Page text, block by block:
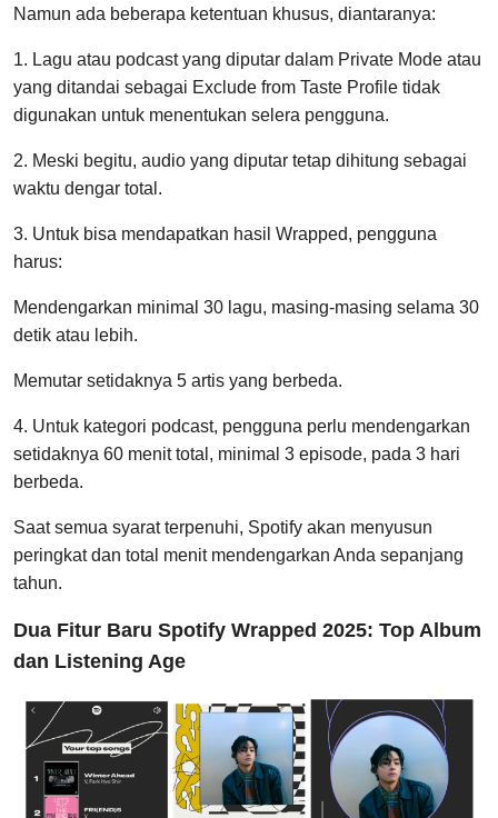
Namun ada beberapa ketentuan khusus, diantaranya:
1. Lagu atau podcast yang diputar dalam Private Mode atau
yang ditandai sebagai Exclude from Taste Profile tidak
digunakan untuk menentukan selera pengguna.
2. Meski begitu, audio yang diputar tetap dihitung sebagai
waktu dengar total.
3. Untuk bisa mendapatkan hasil Wrapped, pengguna
harus:
Mendengarkan minimal 30 lagu, masing-masing selama 30
detik atau lebih.
Memutar setidaknya 5 artis yang berbeda.
4. Untuk kategori podcast, pengguna perlu mendengarkan
setidaknya 60 menit total, minimal 3 episode, pada 3 hari
berbeda.
Saat semua syarat terpenuhi, Spotify akan menyusun
peringkat dan total menit mendengarkan Anda sepanjang
tahun.
Dua Fitur Baru Spotify Wrapped 2025: Top Album
dan Listening Age